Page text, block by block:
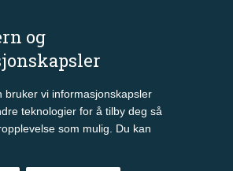
og
bruker vi informasjonskapsler
teknologier for å tilby deg så
som mulig. Du kan